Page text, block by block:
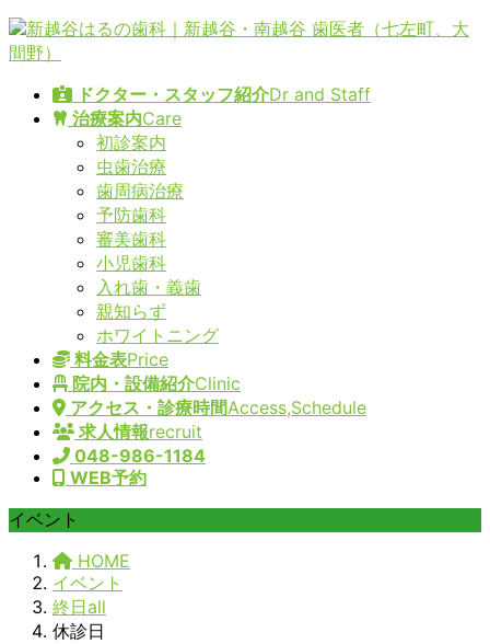
コ
ン
ナ
ビ
ドクター・スタッフ紹介Dr and Staff
治療案内Care
初診案内
虫歯治療
歯周病治療
予防歯科
審美歯科
小児歯科
入れ歯・義歯
親知らず
ホワイトニング
料金表Price
院内・設備紹介Clinic
アクセス・診療時間Access,Schedule
求人情報recruit
048-986-1184
WEB予約
イベント
HOME
イベント
終日all
休診日